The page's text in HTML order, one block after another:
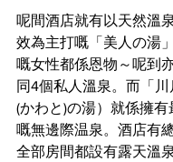
呢間酒店就有以天然溫
效為主打嘅「美人の湯
嘅女性都係恩物～呢到
同4個私人溫泉。而「
(かわと)の湯）就係擁
嘅無邊際温泉。酒店有
全部房間都設有露天溫